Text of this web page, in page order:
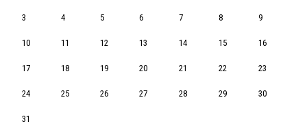
3 4 5 6 7 8 9
10 11 12 13 14 15 16
17 18 19 20 21 22 23
24 25 26 27 28 29 30
31